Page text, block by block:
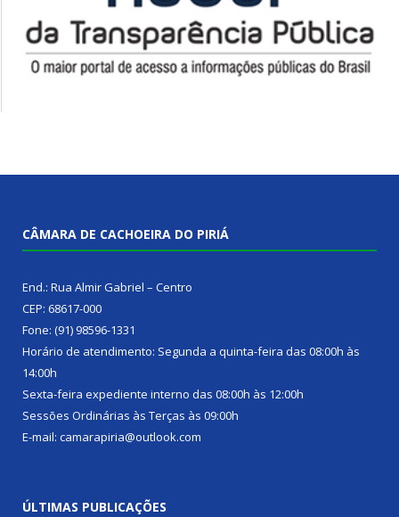
CÂMARA DE CACHOEIRA DO PIRIÁ
End.: Rua Almir Gabriel – Centro
CEP: 68617-000
Fone: (91) 98596-1331
Horário de atendimento: Segunda a quinta-feira das 08:00h às
14:00h
Sexta-feira expediente interno das 08:00h às 12:00h
Sessões Ordinárias às Terças às 09:00h
E-mail: camarapiria@outlook.com
ÚLTIMAS PUBLICAÇÕES